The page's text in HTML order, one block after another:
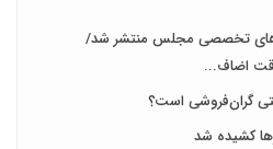
تخصصی مجلس منتشر شد/
اضاف...
گران‌فروشی است؟
کشیده شد